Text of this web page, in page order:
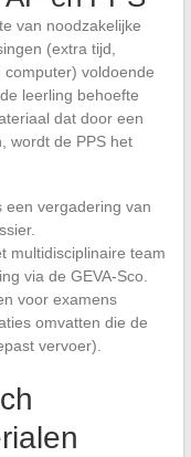
van noodzakelijke
(extra tijd,
voldoende
leerling behoefte
dat door een
wordt de PPS het
een vergadering van
multidisciplinaire team
via de GEVA-Sco.
voor examens
omvatten die de
vervoer).